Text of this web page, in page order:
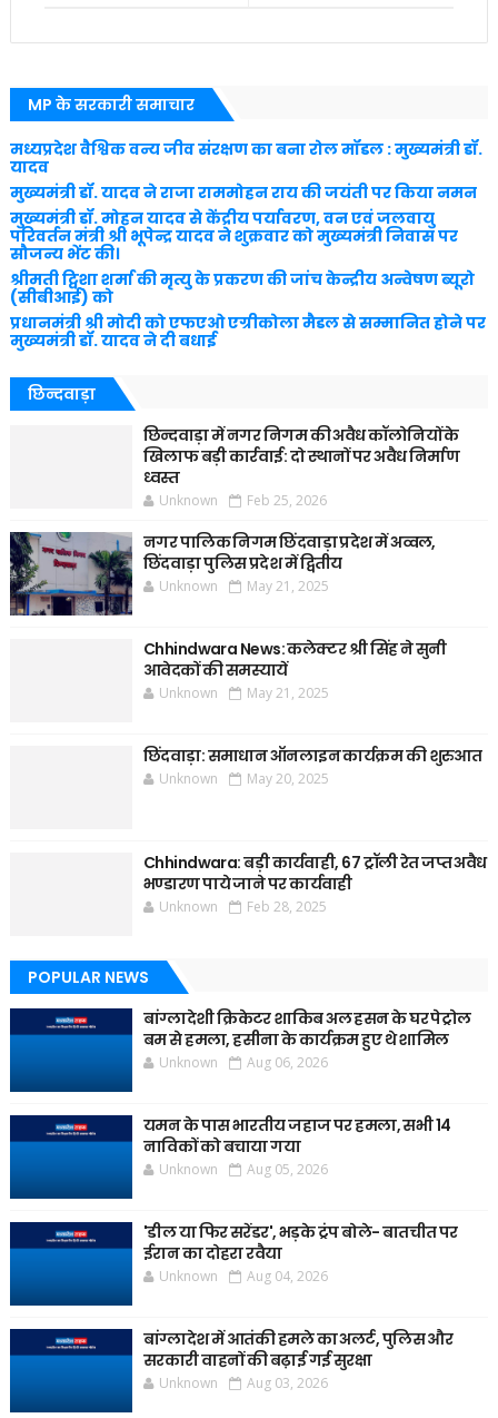
MP के सरकारी समाचार
मध्यप्रदेश वैश्विक वन्य जीव संरक्षण का बना रोल मॉडल : मुख्यमंत्री डॉ.
यादव
मुख्यमंत्री डॉ. यादव ने राजा राममोहन राय की जयंती पर किया नमन
मुख्यमंत्री डॉ. मोहन यादव से केंद्रीय पर्यावरण, वन एवं जलवायु
परिवर्तन मंत्री श्री भूपेन्द्र यादव ने शुक्रवार को मुख्यमंत्री निवास पर
सौजन्य भेंट की।
श्रीमती ट्विशा शर्मा की मृत्यु के प्रकरण की जांच केन्द्रीय अन्वेषण ब्यूरो
(सीबीआई) को
प्रधानमंत्री श्री मोदी को एफएओ एग्रीकोला मैडल से सम्मानित होने पर
मुख्यमंत्री डॉ. यादव ने दी बधाई
छिन्दवाड़ा
छिन्दवाड़ा में नगर निगम की अवैध कॉलोनियों के
खिलाफ बड़ी कार्रवाई: दो स्थानों पर अवैध निर्माण
ध्वस्त
Unknown Feb 25, 2026
नगर पालिक निगम छिंदवाड़ा प्रदेश में अव्वल,
छिंदवाड़ा पुलिस प्रदेश में द्वितीय
Unknown May 21, 2025
Chhindwara News: कलेक्टर श्री सिंह ने सुनी
आवेदकों की समस्यायें
Unknown May 21, 2025
छिंदवाड़ा: समाधान ऑनलाइन कार्यक्रम की शुरुआत
Unknown May 20, 2025
Chhindwara: बड़ी कार्यवाही, 67 ट्रॉली रेत जप्त अवैध
भण्डारण पाये जाने पर कार्यवाही
Unknown Feb 28, 2025
POPULAR NEWS
बांग्लादेशी क्रिकेटर शाकिब अल हसन के घर पेट्रोल
बम से हमला, हसीना के कार्यक्रम हुए थे शामिल
Unknown Aug 06, 2026
यमन के पास भारतीय जहाज पर हमला, सभी 14
नाविकों को बचाया गया
Unknown Aug 05, 2026
'डील या फिर सरेंडर', भड़के ट्रंप बोले- बातचीत पर
ईरान का दोहरा रवैया
Unknown Aug 04, 2026
बांग्लादेश में आतंकी हमले का अलर्ट, पुलिस और
सरकारी वाहनों की बढ़ाई गई सुरक्षा
Unknown Aug 03, 2026